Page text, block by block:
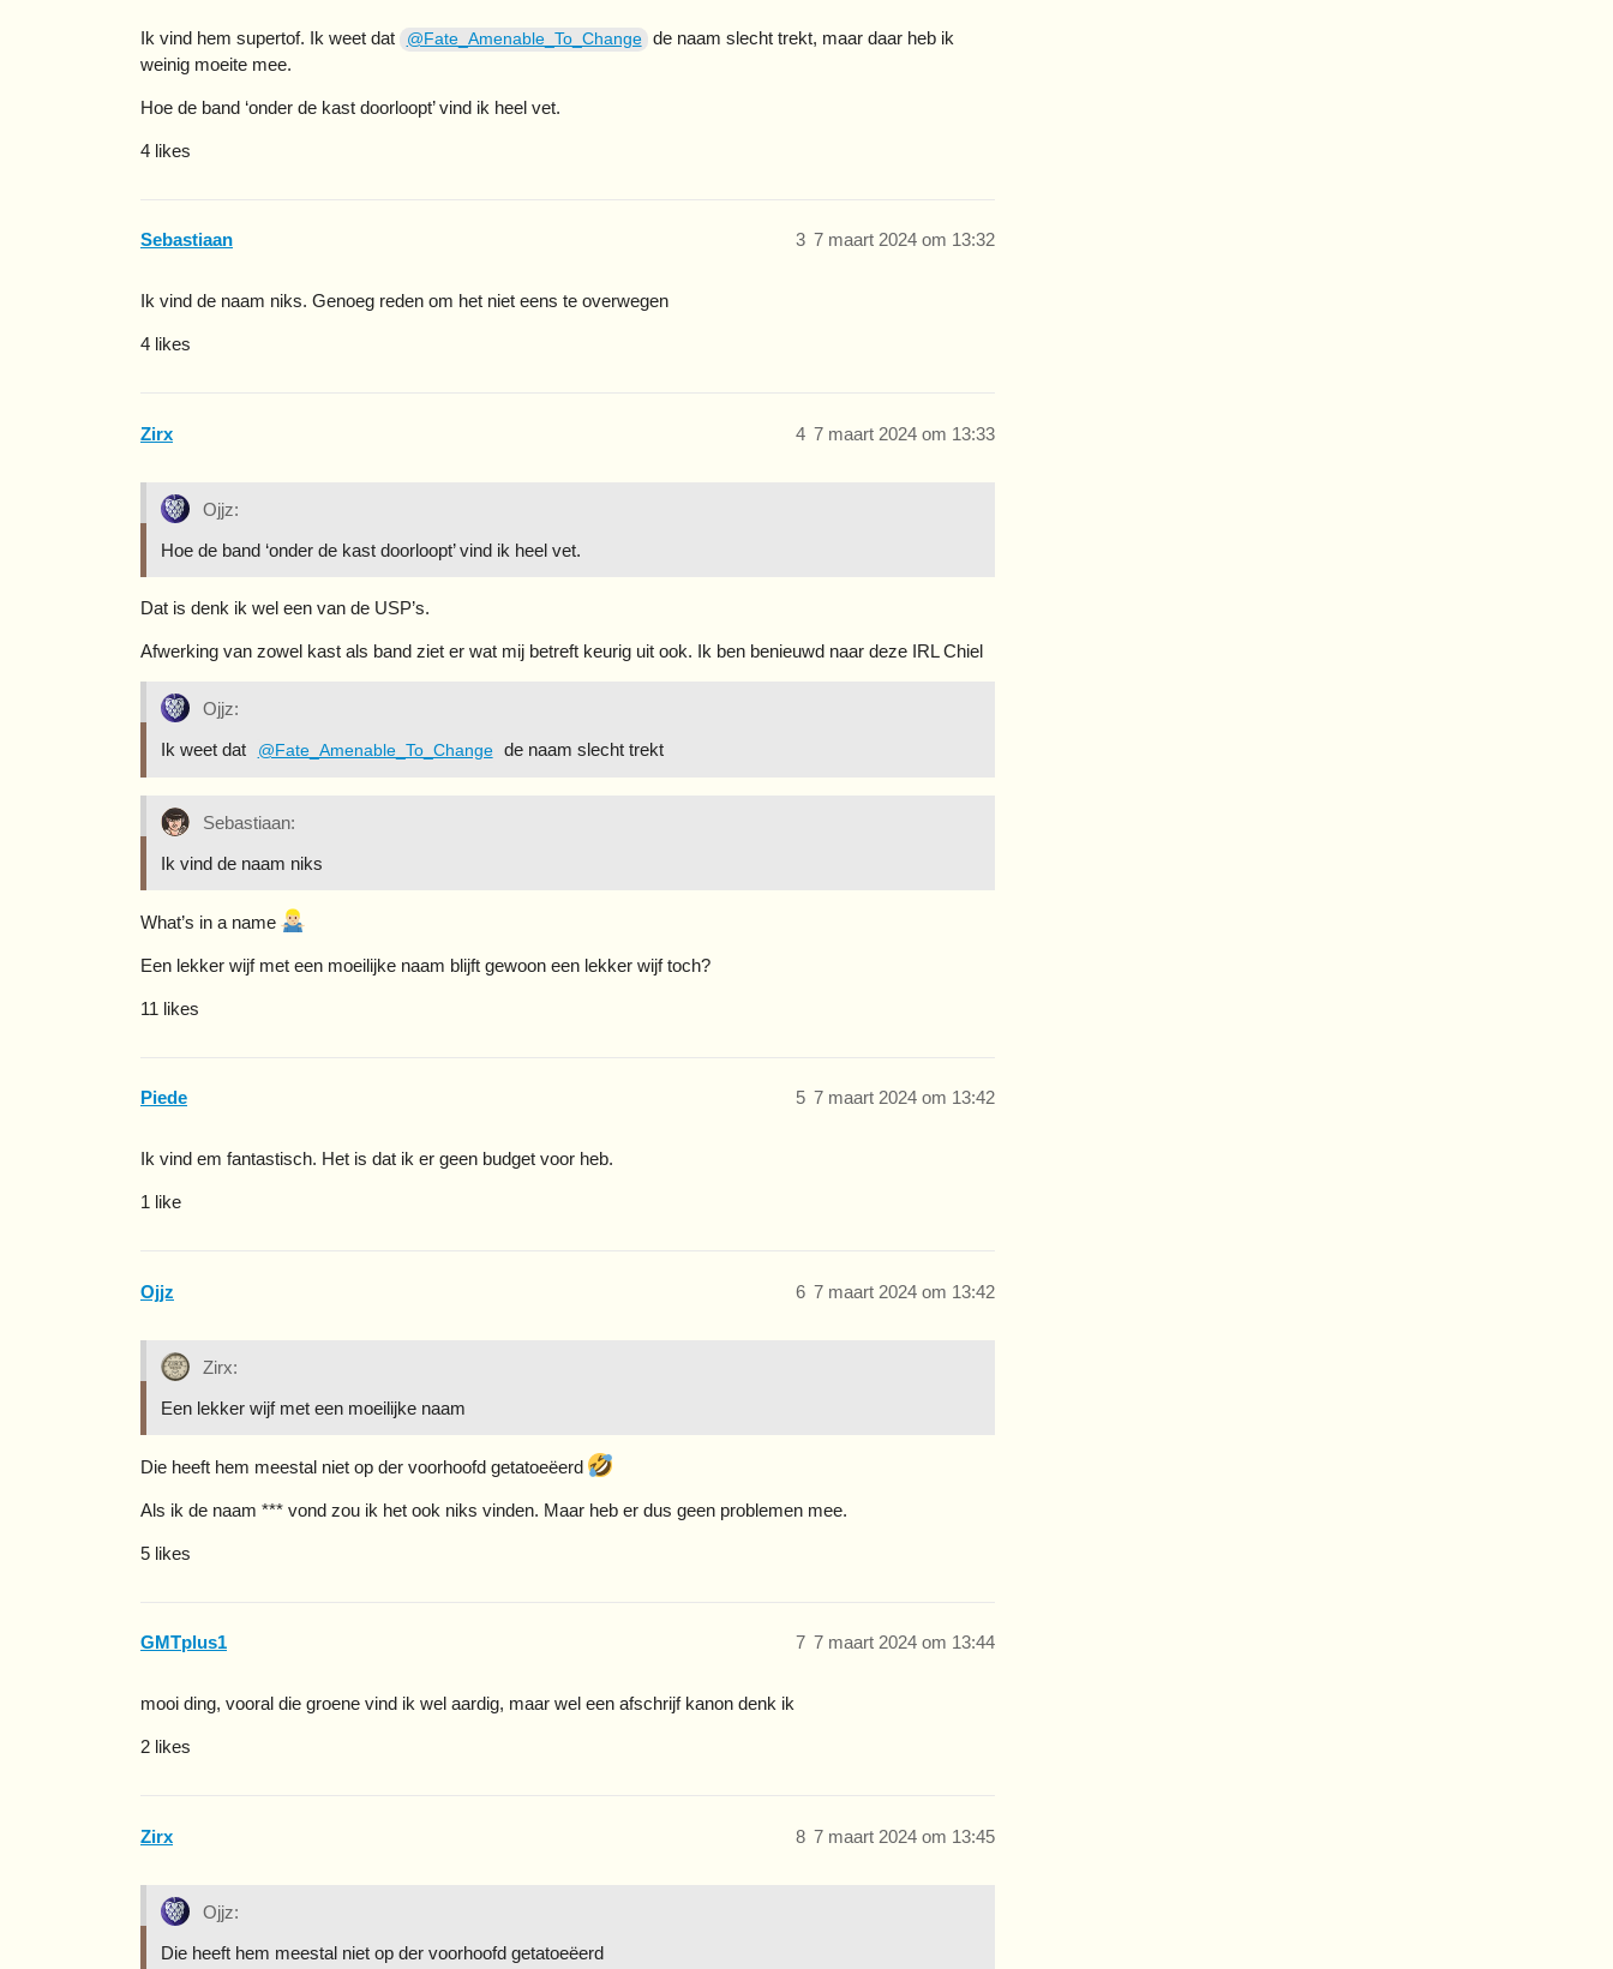
Ik vind hem supertof. Ik weet dat @Fate_Amenable_To_Change de naam slecht trekt, maar daar heb ik
weinig moeite mee.
Hoe de band ‘onder de kast doorloopt’ vind ik heel vet.
4 likes
Sebastiaan 7 maart 2024 om 13:32
3
Ik vind de naam niks. Genoeg reden om het niet eens te overwegen
4 likes
Zirx 7 maart 2024 om 13:33
4
Ojjz:
Hoe de band ‘onder de kast doorloopt’ vind ik heel vet.
Dat is denk ik wel een van de USP’s.
Afwerking van zowel kast als band ziet er wat mij betreft keurig uit ook. Ik ben benieuwd naar deze IRL Chiel
Ojjz:
Ik weet dat @Fate_Amenable_To_Change de naam slecht trekt
Sebastiaan:
Ik vind de naam niks
What’s in a name
Een lekker wijf met een moeilijke naam blijft gewoon een lekker wijf toch?
11 likes
Piede 7 maart 2024 om 13:42
5
Ik vind em fantastisch. Het is dat ik er geen budget voor heb.
1 like
Ojjz 7 maart 2024 om 13:42
6
Zirx:
Een lekker wijf met een moeilijke naam
Die heeft hem meestal niet op der voorhoofd getatoeëerd
Als ik de naam *** vond zou ik het ook niks vinden. Maar heb er dus geen problemen mee.
5 likes
GMTplus1 7 maart 2024 om 13:44
7
mooi ding, vooral die groene vind ik wel aardig, maar wel een afschrijf kanon denk ik
2 likes
Zirx 7 maart 2024 om 13:45
8
Ojjz:
Die heeft hem meestal niet op der voorhoofd getatoeëerd